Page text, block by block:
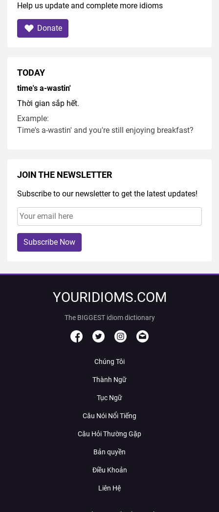
Help us update and complete more idioms
Donate
TODAY
time's a-wastin'
Thời gian sắp hết.
Example:
Time's a-wastin' and you're still enjoying breakfast?
JOIN THE NEWSLETTER
Subscribe to our newsletter to get the latest updates!
Subscribe Now
YOURIDIOMS.COM
The BIGGEST idiom dictionary
Chúng Tôi
Thành Ngữ
Tục Ngữ
Câu Nói Nổi Tiếng
Câu Hỏi Thường Gặp
Bản quyền
Điều Khoản
Liên Hệ